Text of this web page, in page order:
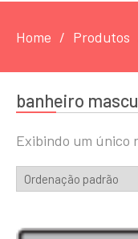
Home Produtos
banheiro
Exibindo um único